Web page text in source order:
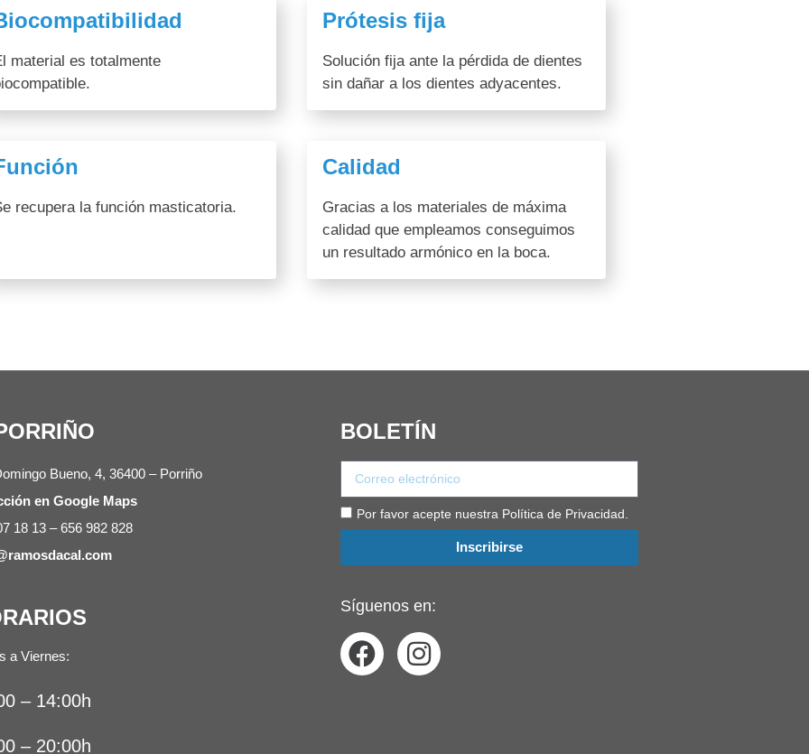
material es totalmente
Prótesis fija
Solución fija ante la pérdida de dientes
sin dañar a los dientes adyacentes.
recupera la función masticatoria.
Calidad
Gracias a los materiales de máxima
calidad que empleamos conseguimos
un resultado armónico en la boca.
Bueno, 4, 36400 – Porriño
en Google Maps
18 13 – 656 982 828
a Viernes:
– 14:00h
– 20:00h
BOLETÍN
Por favor acepte nuestra Política de Privacidad.
Inscribirse
Síguenos en: